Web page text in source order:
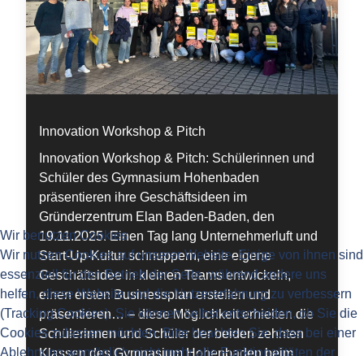
Innovation Workshop & Pitch
Innovation Workshop & Pitch: Schülerinnen und
Schüler des Gymnasium Hohenbaden
präsentieren ihre Geschäftsideen im
Gründerzentrum Elan Baden-Baden, den
19.11.2025. Einen Tag lang Unternehmerluft und
Start-Up-Kultur schnuppern, eine eigene
Geschäftsidee in kleinen Teams entwickeln,
einen ersten Businessplan erstellen und
präsentieren… – diese Möglichkeit erhielten die
Schülerinnen und Schüler der beiden zehnten
Klassen des Gymnasium Hohenbaden beim
Wir benutzen Cookies
Wir nutzen Cookies auf unserer Website. Einige von ihnen sind
essenziell für den Betrieb der Seite, während andere uns
helfen, diese Website und die Nutzererfahrung zu verbessern
(Tracking Cookies). Sie können selbst entscheiden, ob Sie die
Cookies zulassen möchten. Bitte beachten Sie, dass bei einer
Ablehnung womöglich nicht mehr alle Funktionalitäten der